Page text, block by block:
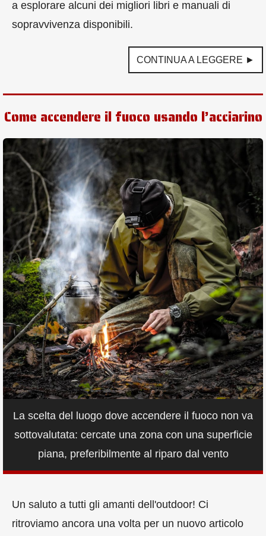
a esplorare alcuni dei migliori libri e manuali di
sopravvivenza disponibili.
CONTINUA A LEGGERE ►
Come accendere il fuoco usando l’acciarino
La scelta del luogo dove accendere il fuoco non va
sottovalutata: cercate una zona con una superficie
piana, preferibilmente al riparo dal vento
Un saluto a tutti gli amanti dell'outdoor! Ci
ritroviamo ancora una volta per un nuovo articolo